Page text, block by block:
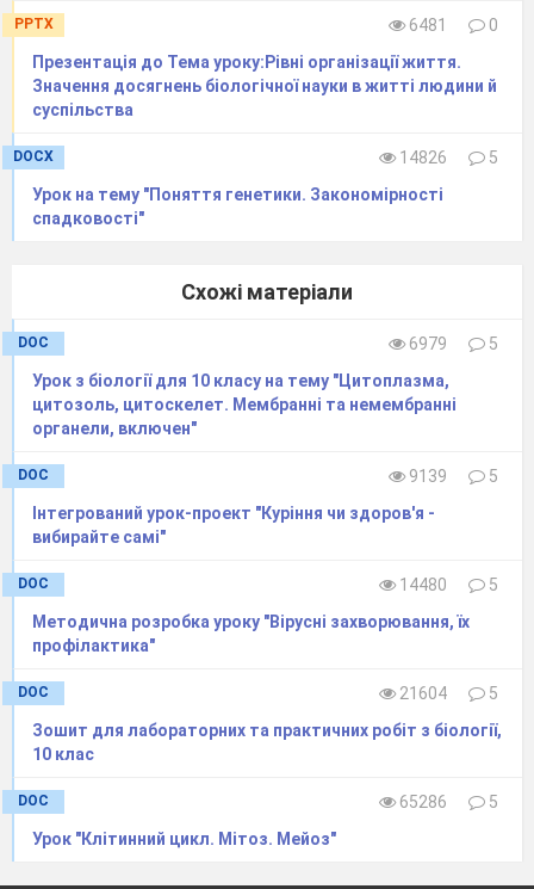
речовини
бактеріями
щоб вивільнити6542кДж енергії.
Унаслідок окиснення 2 моль NH3 в обох послідовних
реакціях вивільняється 855 кДж енергії (663 + 192 =
енергії. складаємо пропорцію:
2 моль – 855 кДж;
х моль – 6542 кДж;
нітрифікуючи бактерії повинні окиснити 15,3 моль
ІV
V. Домашнє завдання
Повторити вивчений матеріал, дорішати задачу.
PPTX 6481
0
Презентація до Тема уроку:Рівні організації життя.
Значення досягнень біологічної науки в житті людини й
суспільства
DOCX 14826
5
Урок на тему "Поняття генетики. Закономірності
спадковості"
Схожі матеріали
DOC 6979
5
Урок з біології для 10 класу на тему "Цитоплазма,
цитозоль, цитоскелет. Мембранні та немембранні
органели, включен"
DOC 9139
5
Інтегрований урок-проект "Куріння чи здоров'я -
вибирайте самі"
DOC 14480
5
Методична розробка уроку "Вірусні захворювання, їх
профілактика"
DOC 21604
5
Зошит для лабораторних та практичних робіт з біології,
10 клас
DOC 65286
5
Урок "Клітинний цикл. Мітоз. Мейоз"